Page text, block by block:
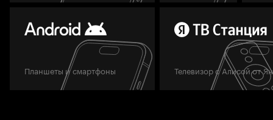
Планшеты и смартфоны Телевизор с Алисой от